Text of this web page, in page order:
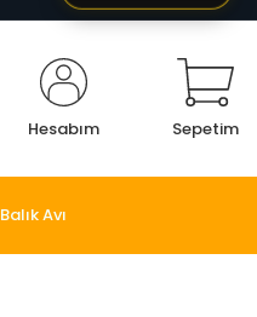
Hesabım Sepetim
Balık Avı